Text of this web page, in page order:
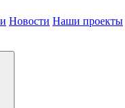
Новости Наши проекты